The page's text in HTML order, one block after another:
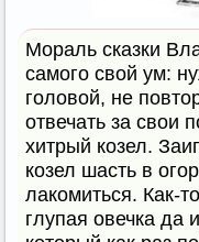
Мораль сказки
самого свой ум:
головой, не
отвечать за свои
хитрый козел.
козел шасть в
лакомиться. Как-
глупая овечка да